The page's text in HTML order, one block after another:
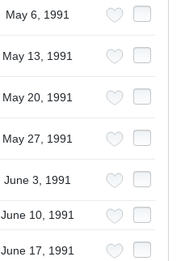
May 6, 1991
May 13, 1991
May 20, 1991
May 27, 1991
June 3, 1991
June 10, 1991
June 17, 1991